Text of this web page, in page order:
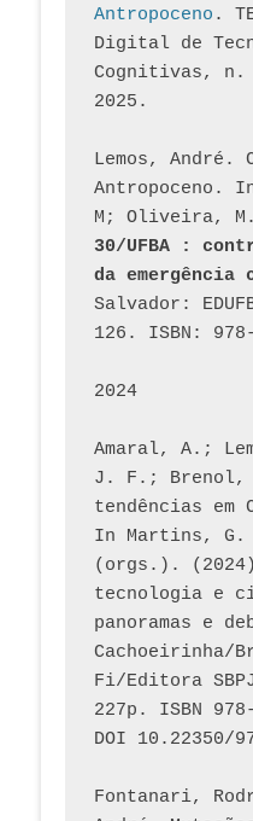
Antropoceno .
Digital de
Cognitivas, n.
2025.
Lemos,
Antropoceno.
M; Oliveira,
30/UFBA :
da emergência
Salvador:
126. ISBN:
2024
Amaral, A.;
J. F.; Brenol,
tendências
In Martins, G.
(orgs.).
tecnologia e
panoramas e
Cachoeirinha/
Fi/Editora
227p. ISBN
DOI 10.22350/
Fontanari,